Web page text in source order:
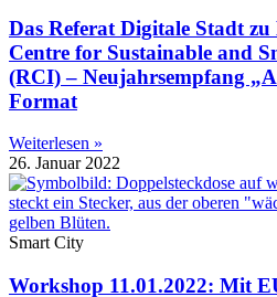
Das Referat Digitale Stadt zu
Centre for Sustainable and
(RCI) – Neujahrsempfang
Format
Weiterlesen »
26. Januar 2022
Smart City
Workshop 11.01.2022: Mit